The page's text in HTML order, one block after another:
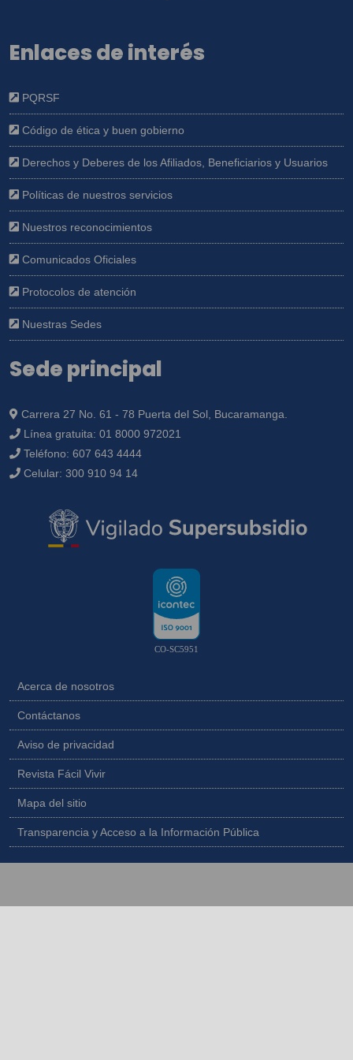
Enlaces de interés
PQRSF
Código de ética y buen gobierno
Derechos y Deberes de los Afiliados, Beneficiarios y Usuarios
Políticas de nuestros servicios
Nuestros reconocimientos
Comunicados Oficiales
Protocolos de atención
Nuestras Sedes
Sede principal
Carrera 27 No. 61 - 78 Puerta del Sol, Bucaramanga.
Línea gratuita: 01 8000 972021
Teléfono: 607 643 4444
Celular: 300 910 94 14
CO-SC5951
Acerca de nosotros
Contáctanos
Aviso de privacidad
Revista Fácil Vivir
Mapa del sitio
Transparencia y Acceso a la Información Pública